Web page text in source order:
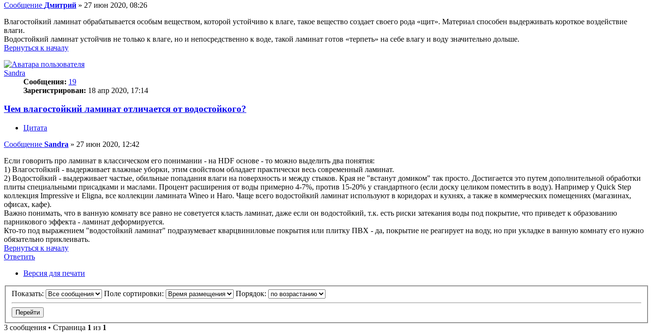
Сообщение Дмитрий » 27 июн 2020, 08:26
Влагостойкий ламинат обрабатывается особым веществом, которой устойчиво к влаге, такое вещество создает своего рода «щит». Материал способен выдерживать короткое воздействие
влаги.
Водостойкий ламинат устойчив не только к влаге, но и непосредственно к воде, такой ламинат готов «терпеть» на себе влагу и воду значительно дольше.
Вернуться к началу
Sandra
Сообщения: 19
Зарегистрирован: 18 апр 2020, 17:14
Чем влагостойкий ламинат отличается от водостойкого?
Цитата
Сообщение Sandra » 27 июн 2020, 12:42
Если говорить про ламинат в классическом его понимании - на HDF основе - то можно выделить два понятия:
1) Влагостойкий - выдерживает влажные уборки, этим свойством обладает практически весь современный ламинат.
2) Водостойкий - выдерживает частые, обильные попадания влаги на поверхность и между стыков. Края не "встанут домиком" так просто. Достигается это путем дополнительной обработки
плиты специальными присадками и маслами. Процент расширения от воды примерно 4-7%, против 15-20% у стандартного (если доску целиком поместить в воду). Например у Quick Step
коллекция Impressive и Eligna, все коллекции ламината Wineo и Haro. Чаще всего водостойкий ламинат используют в коридорах и кухнях, а также в коммерческих помещениях (магазинах,
офисах, кафе).
Важно понимать, что в ванную комнату все равно не советуется класть ламинат, даже если он водостойкий, т.к. есть риски затекания воды под покрытие, что приведет к образованию
парникового эффекта - ламинат деформируется.
Кто-то под выражением "водостойкий ламинат" подразумевает кварцвиниловые покрытия или плитку ПВХ - да, покрытие не реагирует на воду, но при укладке в ванную комнату его нужно
обязательно приклеивать.
Вернуться к началу
Ответить
Ответить
Версия для печати
Показать: Поле сортировки: Порядок:
3 сообщения • Страница 1 из 1